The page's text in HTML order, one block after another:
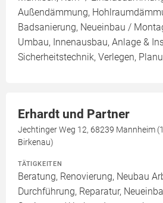
Außendämmung,
Badsanierung, Neueinbau /
Umbau, Innenausbau, Anlage &
Sicherheitstechnik, Verlegen,
Erhardt und Partner
Jechtinger Weg 12, 68239 Mannheim
Birkenau)
TÄTIGKEITEN
Beratung, Renovierung, Neubau
Durchführung, Reparatur,